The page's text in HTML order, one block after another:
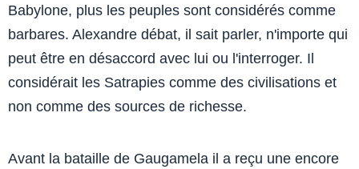
Babylone, plus les peuples sont considérés comme
barbares. Alexandre débat, il sait parler, n'importe qui
peut être en désaccord avec lui ou l'interroger. Il
considérait les Satrapies comme des civilisations et
non comme des sources de richesse.
Avant la bataille de Gaugamela il a reçu une encore